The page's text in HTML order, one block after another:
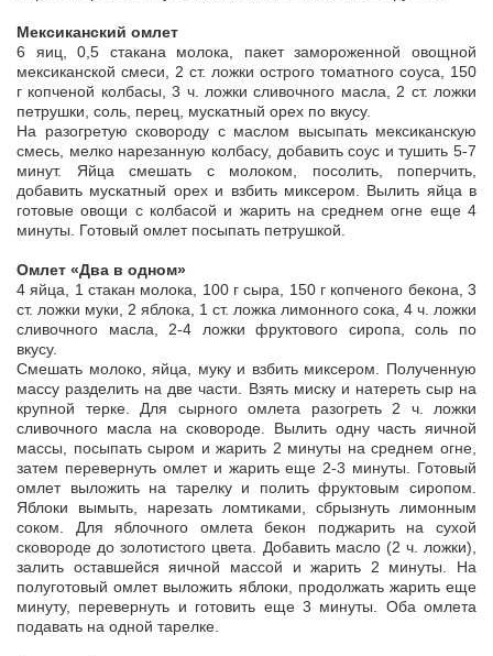
Мексиканский омлет
6 яиц, 0,5 стакана молока, пакет замороженной овощной
мексиканской смеси, 2 ст. ложки острого томатного соуса, 150
г копченой колбасы, 3 ч. ложки сливочного масла, 2 ст. ложки
петрушки, соль, перец, мускатный орех по вкусу.
На разогретую сковороду с маслом высыпать мексиканскую
смесь, мелко нарезанную колбасу, добавить соус и тушить 5-7
минут. Яйца смешать с молоком, посолить, поперчить,
добавить мускатный орех и взбить миксером. Вылить яйца в
готовые овощи с колбасой и жарить на среднем огне еще 4
минуты. Готовый омлет посыпать петрушкой.
Омлет «Два в одном»
4 яйца, 1 стакан молока, 100 г сыра, 150 г копченого бекона, 3
ст. ложки муки, 2 яблока, 1 ст. ложка лимонного сока, 4 ч. ложки
сливочного масла, 2-4 ложки фруктового сиропа, соль по
вкусу.
Смешать молоко, яйца, муку и взбить миксером. Полученную
массу разделить на две части. Взять миску и натереть сыр на
крупной терке. Для сырного омлета разогреть 2 ч. ложки
сливочного масла на сковороде. Вылить одну часть яичной
массы, посыпать сыром и жарить 2 минуты на среднем огне,
затем перевернуть омлет и жарить еще 2-3 минуты. Готовый
омлет выложить на тарелку и полить фруктовым сиропом.
Яблоки вымыть, нарезать ломтиками, сбрызнуть лимонным
соком. Для яблочного омлета бекон поджарить на сухой
сковороде до золотистого цвета. Добавить масло (2 ч. ложки),
залить оставшейся яичной массой и жарить 2 минуты. На
полуготовый омлет выложить яблоки, продолжать жарить еще
минуту, перевернуть и готовить еще 3 минуты. Оба омлета
подавать на одной тарелке.